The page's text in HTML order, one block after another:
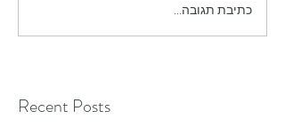
כתיבת תגובה...
Recent Posts